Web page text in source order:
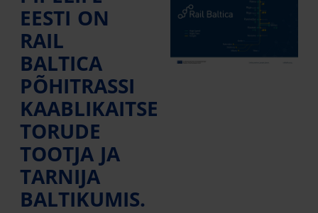
EESTI ON
RAIL
BALTICA
PÕHITRASSI
KAABLIKAITSE
TORUDE
TOOTJA JA
TARNIJA
BALTIKUMIS.